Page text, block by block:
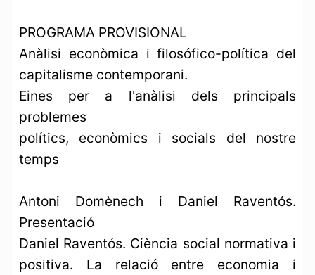
PROGRAMA PROVISIONAL
Anàlisi econòmica i filosófico-política del
capitalisme contemporani.
Eines per a l'anàlisi dels principals
problemes
polítics, econòmics i socials del nostre
temps
Antoni Domènech i Daniel Raventós.
Presentació
Daniel Raventós. Ciència social normativa i
positiva. La relació entre economia i